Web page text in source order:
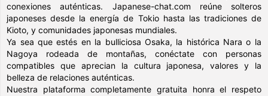
conexiones auténticas. Japanese-chat.com reúne solteros
japoneses desde la energía de Tokio hasta las tradiciones de
Kioto, y comunidades japonesas mundiales.
Ya sea que estés en la bulliciosa Osaka, la histórica Nara o la
Nagoya rodeada de montañas, conéctate con personas
compatibles que aprecian la cultura japonesa, valores y la
belleza de relaciones auténticas.
Nuestra plataforma completamente gratuita honra el respeto